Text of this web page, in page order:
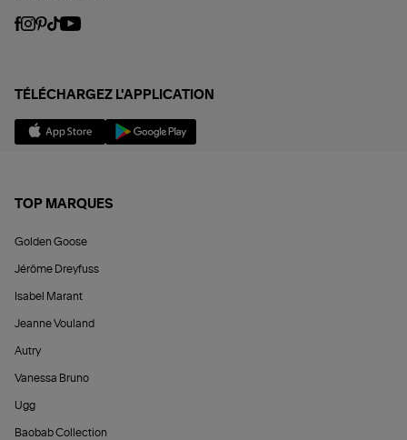
TÉLÉCHARGEZ L'APPLICATION
TOP MARQUES
Golden Goose
Jérôme Dreyfuss
Isabel Marant
Jeanne Vouland
Autry
Vanessa Bruno
Ugg
Baobab Collection